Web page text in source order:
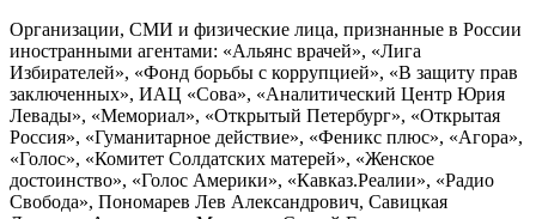
Организации, СМИ и физические лица, признанные в России
иностранными агентами: «Альянс врачей», «Лига
Избирателей», «Фонд борьбы с коррупцией», «В защиту прав
заключенных», ИАЦ «Сова», «Аналитический Центр Юрия
Левады», «Мемориал», «Открытый Петербург», «Открытая
Россия», «Гуманитарное действие», «Феникс плюс», «Агора»,
«Голос», «Комитет Солдатских матерей», «Женское
достоинство», «Голос Америки», «Кавказ.Реалии», «Радио
Свобода», Пономарев Лев Александрович, Савицкая